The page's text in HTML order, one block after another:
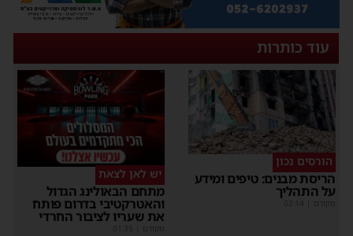
עוד כותרות
הורסים נכון
הריסת מבנים: טיפים ומידע
על התהליך
מקודם
יש לאן לצאת
מתחם הבאולינג הגדול
והאטרקטיבי בדרום פותח
את שעריו לציבור החרדי
מקודם